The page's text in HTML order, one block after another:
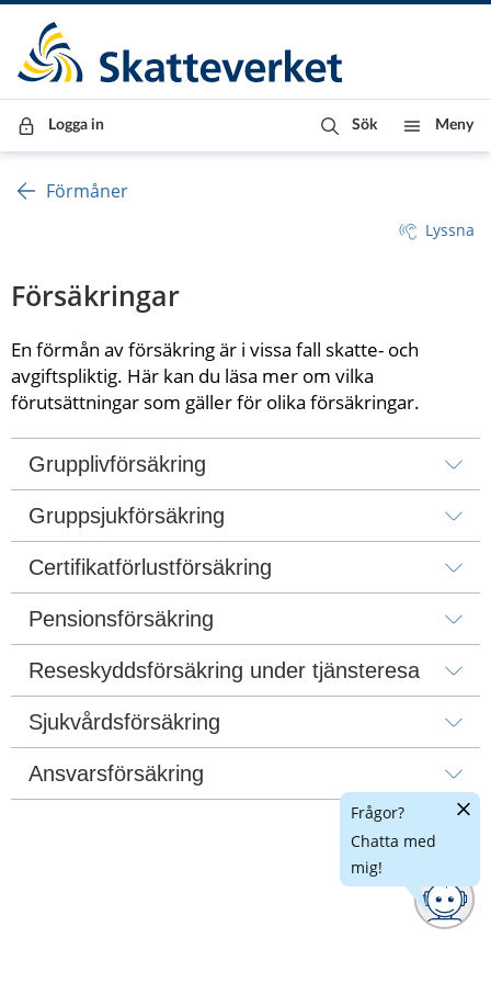
Till innehåll
Till navigationen
Till chattrobot
Logga in Sök Meny
Förmåner
Lyssna
Försäkringar
En förmån av försäkring är i vissa fall skatte- och
avgiftspliktig. Här kan du läsa mer om vilka
förutsättningar som gäller för olika försäkringar.
Grupplivförsäkring
Gruppsjukförsäkring
Certifikatförlustförsäkring
Pensionsförsäkring
Reseskyddsförsäkring under tjänsteresa
Sjukvårdsförsäkring
Ansvarsförsäkring
Frågor?
Chatta med
mig!
Dölj